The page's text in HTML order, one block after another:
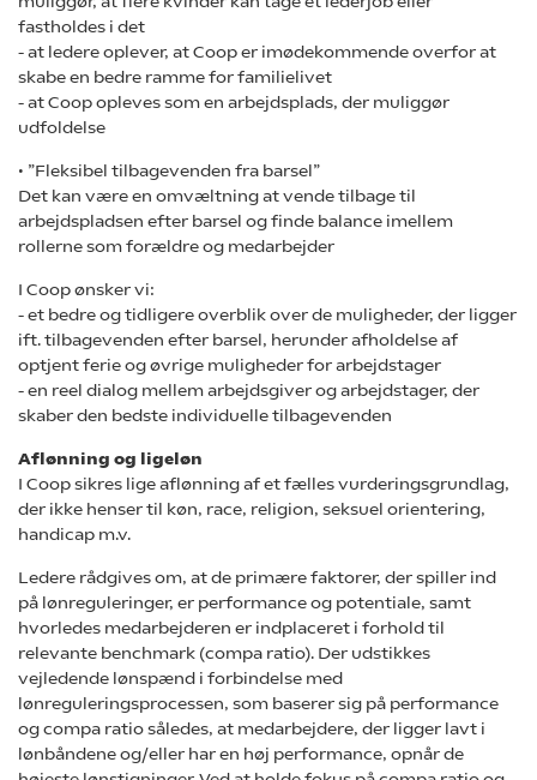
fastholdes i det
- at ledere oplever, at Coop er imødekommende overfor at
skabe en bedre ramme for familielivet
- at Coop opleves som en arbejdsplads, der muliggør
udfoldelse
• ”Fleksibel tilbagevenden fra barsel”
Det kan være en omvæltning at vende tilbage til
arbejdspladsen efter barsel og finde balance imellem
rollerne som forældre og medarbejder
I Coop ønsker vi:
- et bedre og tidligere overblik over de muligheder, der ligger
ift. tilbagevenden efter barsel, herunder afholdelse af
optjent ferie og øvrige muligheder for arbejdstager
- en reel dialog mellem arbejdsgiver og arbejdstager, der
skaber den bedste individuelle tilbagevenden
Aflønning og ligeløn
I Coop sikres lige aflønning af et fælles vurderingsgrundlag,
der ikke henser til køn, race, religion, seksuel orientering,
handicap m.v.
Ledere rådgives om, at de primære faktorer, der spiller ind
på lønreguleringer, er performance og potentiale, samt
hvorledes medarbejderen er indplaceret i forhold til
relevante benchmark (compa ratio). Der udstikkes
vejledende lønspænd i forbindelse med
lønreguleringsprocessen, som baserer sig på performance
og compa ratio således, at medarbejdere, der ligger lavt i
lønbåndene og/eller har en høj performance, opnår de